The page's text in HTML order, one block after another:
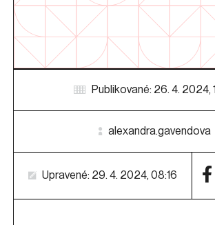
Publikované: 26. 4. 2024,
alexandra.gavendova
Upravené: 29. 4. 2024, 08:16